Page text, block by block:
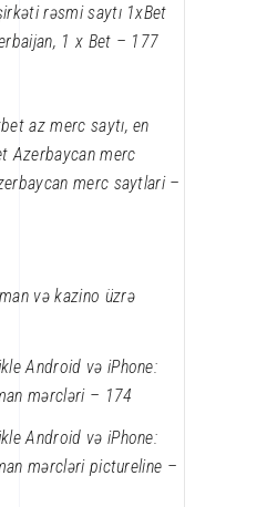
rəsmi saytı 1xBet
1 x Bet – 177
az merc saytı, en
Azerbaycan merc
merc saytlari –
və kazino üzrə
Android və iPhone:
mərcləri – 174
Android və iPhone:
mərcləri pictureline –